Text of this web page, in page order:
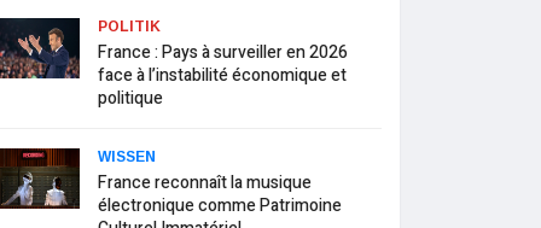
POLITIK
France : Pays à surveiller en 2026
face à l’instabilité économique et
politique
WISSEN
France reconnaît la musique
électronique comme Patrimoine